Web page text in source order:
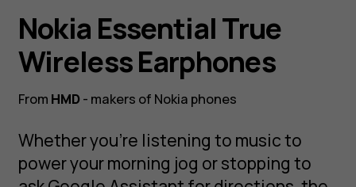
Nokia Essential True
Wireless Earphones
From HMD- makers of Nokia phones
Whether you’re listening to music to
power your morning jog or stopping to